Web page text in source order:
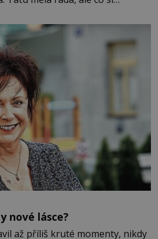
byla jiná doba, když
nové lásce?
až příliš kruté momenty, nikdy